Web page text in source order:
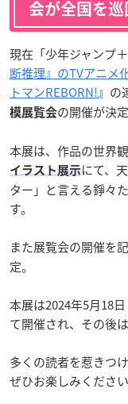
会が全国を巡
現在「少年ジャンプ
断推理』のTVアニメ
トマンREBORN!』の
模展覧会の開催が決
本展は、作品の世界
イラスト展示にて、
ター」と言える錚々
す。
また展覧会の開催を
定。
本展は2024年5月18
て開催され、その後
多くの読者を惹きつ
ぜひお楽しみください